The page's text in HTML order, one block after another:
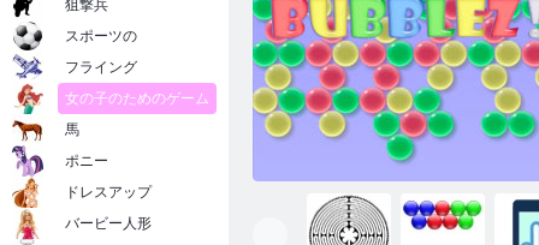
狙撃兵
スポーツの
フライング
女の子のためのゲーム
馬
ポニー
ドレスアップ
バービー人形